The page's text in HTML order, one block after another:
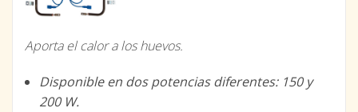
Aporta el calor a los huevos.
Disponible en dos potencias diferentes: 150 y
200 W.